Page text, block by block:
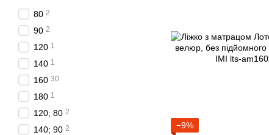
−9%
80 2
90 2
120 1
140 1
160 30
180 1
120; 80 2
140; 90 2